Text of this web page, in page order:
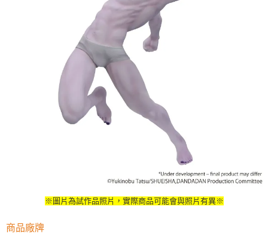
資料（包含姓名、電話或地址）提供予台灣大哥大進項蒐集、處理及利用，
由本公司與您本人進行分期帳單所需資料之確認、核對及更正。
3.完整用戶服務條款，請詳閱以下連結：https://oppay.tw/userRule
每筆NT$120，滿NT$3,000(含以上)免運費
預購-宅配(離島)(舊)
每筆NT$160，滿NT$3,000(含以上)免運費
東海門市自取，需自備購物袋取貨唷。
※圖片為試作品照片，實際商品可能會與照片有異※
商品廠牌